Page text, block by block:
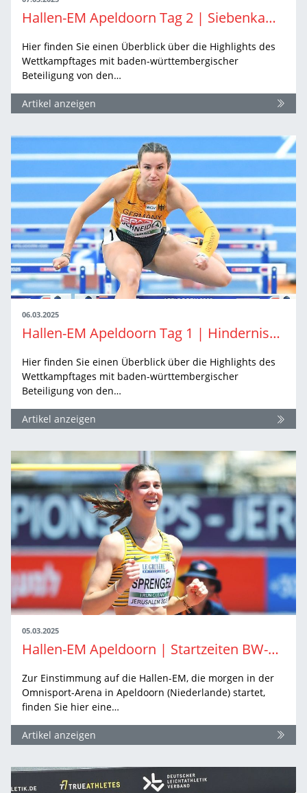
Hallen-EM Apeldoorn Tag 2 | Siebenkampf Teil 1 & große Sätze
Hier finden Sie einen Überblick über die Highlights des
Wettkampftages mit baden-württembergischer
Beteiligung von den…
Artikel anzeigen
06.03.2025
Hallen-EM Apeldoorn Tag 1 | Hindernisüberquerung auf der Bahn & in der Luft
Hier finden Sie einen Überblick über die Highlights des
Wettkampftages mit baden-württembergischer
Beteiligung von den…
Artikel anzeigen
05.03.2025
Hallen-EM Apeldoorn | Startzeiten BW-Athlet:innen
Zur Einstimmung auf die Hallen-EM, die morgen in der
Omnisport-Arena in Apeldoorn (Niederlande) startet,
finden Sie hier eine…
Artikel anzeigen